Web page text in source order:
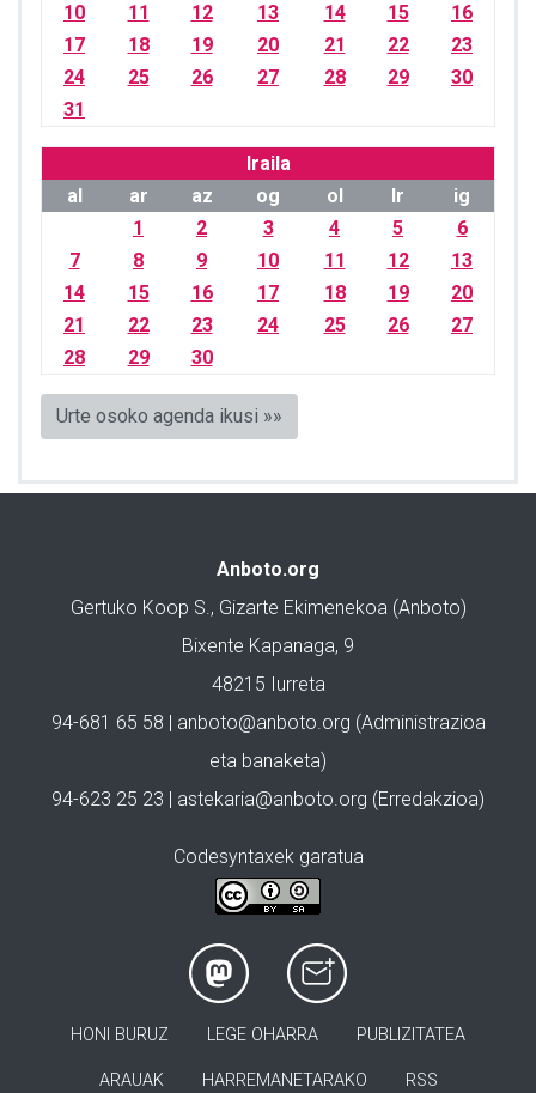
10
11 12 13 14 15
16
17
18 19 20 21 22
23
24
25 26 27 28 29
30
31
Iraila
al
ar az og ol lr
ig
1
2 3 4 5
6
7
8 9 10 11 12
13
14
15 16 17 18 19
20
21
22 23 24 25 26
27
28
29 30
Urte osoko agenda ikusi »»
Anboto.org
Gertuko Koop S., Gizarte Ekimenekoa (Anboto)
Bixente Kapanaga, 9
48215 Iurreta
94-681 65 58 | anboto@anboto.org (Administrazioa
eta banaketa)
94-623 25 23 | astekaria@anboto.org (Erredakzioa)
Codesyntaxek garatua
HONI BURUZ LEGE OHARRA PUBLIZITATEA
ARAUAK HARREMANETARAKO RSS